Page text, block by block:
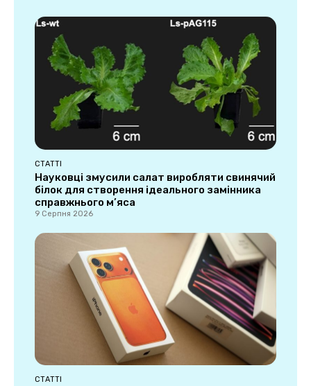
СТАТТІ
Науковці змусили салат виробляти свинячий
білок для створення ідеального замінника
справжнього м’яса
9 Серпня 2026
СТАТТІ